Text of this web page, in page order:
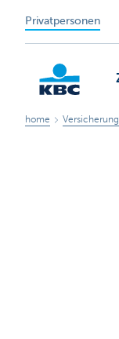
Privatpersonen
home